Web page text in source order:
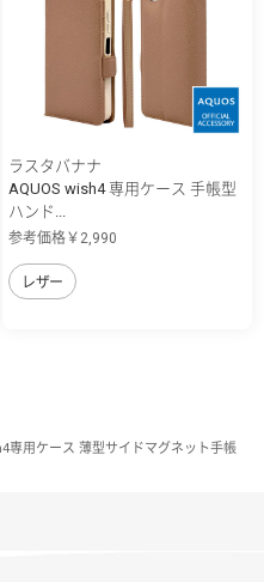
ラスタバナナ
AQUOS wish4 専用ケース 手帳型
ハンド...
参考価格￥2,990
レザー
専用ケース 薄型サイドマグネット手帳